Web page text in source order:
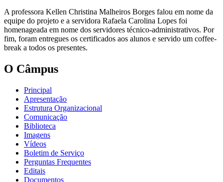
A professora Kellen Christina Malheiros Borges falou em nome da
equipe do projeto e a servidora Rafaela Carolina Lopes foi
homenageada em nome dos servidores técnico-administrativos. Por
fim, foram entregues os certificados aos alunos e servido um coffee-
break a todos os presentes.
O Câmpus
Principal
Apresentação
Estrutura Organizacional
Comunicação
Biblioteca
Imagens
Vídeos
Boletim de Serviço
Perguntas Frequentes
Editais
Documentos